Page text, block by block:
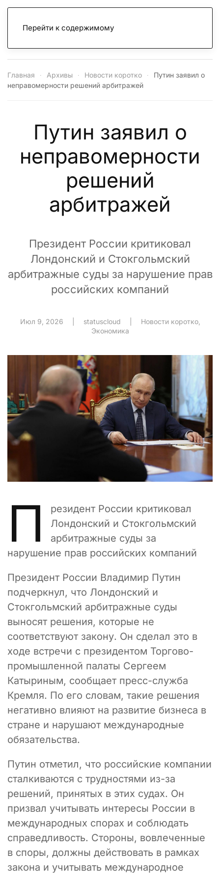
Перейти к содержимому
Главная Архивы Новости коротко
Путин заявил о
неправомерности решений арбитражей
Путин заявил о
неправомерности
решений
арбитражей
Президент России критиковал
Лондонский и Стокгольмский
арбитражные суды за нарушение прав
российских компаний
Июл 9, 2026 statuscloud Новости коротко,
Экономика
П
резидент России критиковал
Лондонский и Стокгольмский
арбитражные суды за
нарушение прав российских компаний
Президент России Владимир Путин
подчеркнул, что Лондонский и
Стокгольмский арбитражные суды
выносят решения, которые не
соответствуют закону. Он сделал это в
ходе встречи с президентом Торгово-
промышленной палаты Сергеем
Катыриным, сообщает пресс-служба
Кремля. По его словам, такие решения
негативно влияют на развитие бизнеса в
стране и нарушают международные
обязательства.
Путин отметил, что российские компании
сталкиваются с трудностями из-за
решений, принятых в этих судах. Он
призвал учитывать интересы России в
международных спорах и соблюдать
справедливость. Стороны, вовлеченные
в споры, должны действовать в рамках
закона и учитывать международное